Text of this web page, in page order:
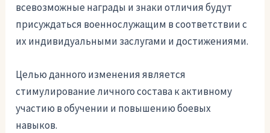
всевозможные награды и знаки отличия будут
присуждаться военнослужащим в соответствии с
их индивидуальными заслугами и достижениями.
Целью данного изменения является
стимулирование личного состава к активному
участию в обучении и повышению боевых
навыков.